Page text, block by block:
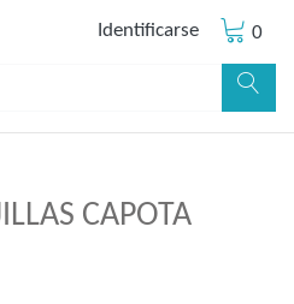
Identificarse 0
CAPOTA